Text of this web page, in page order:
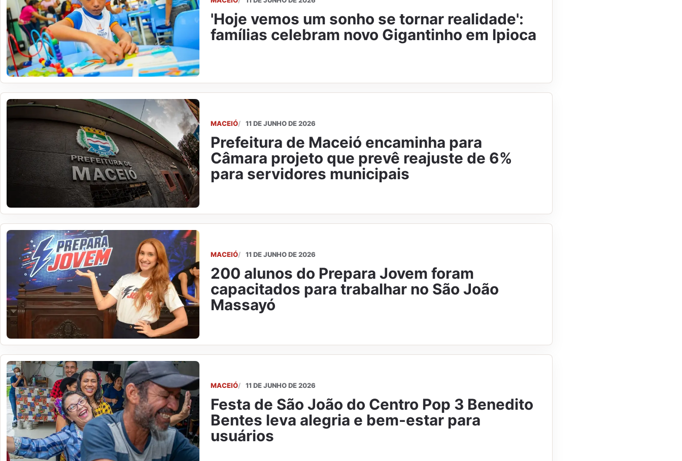
'Hoje vemos um sonho se tornar realidade':
famílias celebram novo Gigantinho em Ipioca
MACEIÓ 11 DE JUNHO DE 2026
Prefeitura de Maceió encaminha para
Câmara projeto que prevê reajuste de 6%
para servidores municipais
MACEIÓ 11 DE JUNHO DE 2026
200 alunos do Prepara Jovem foram
capacitados para trabalhar no São João
Massayó
MACEIÓ 11 DE JUNHO DE 2026
Festa de São João do Centro Pop 3 Benedito
Bentes leva alegria e bem-estar para
usuários